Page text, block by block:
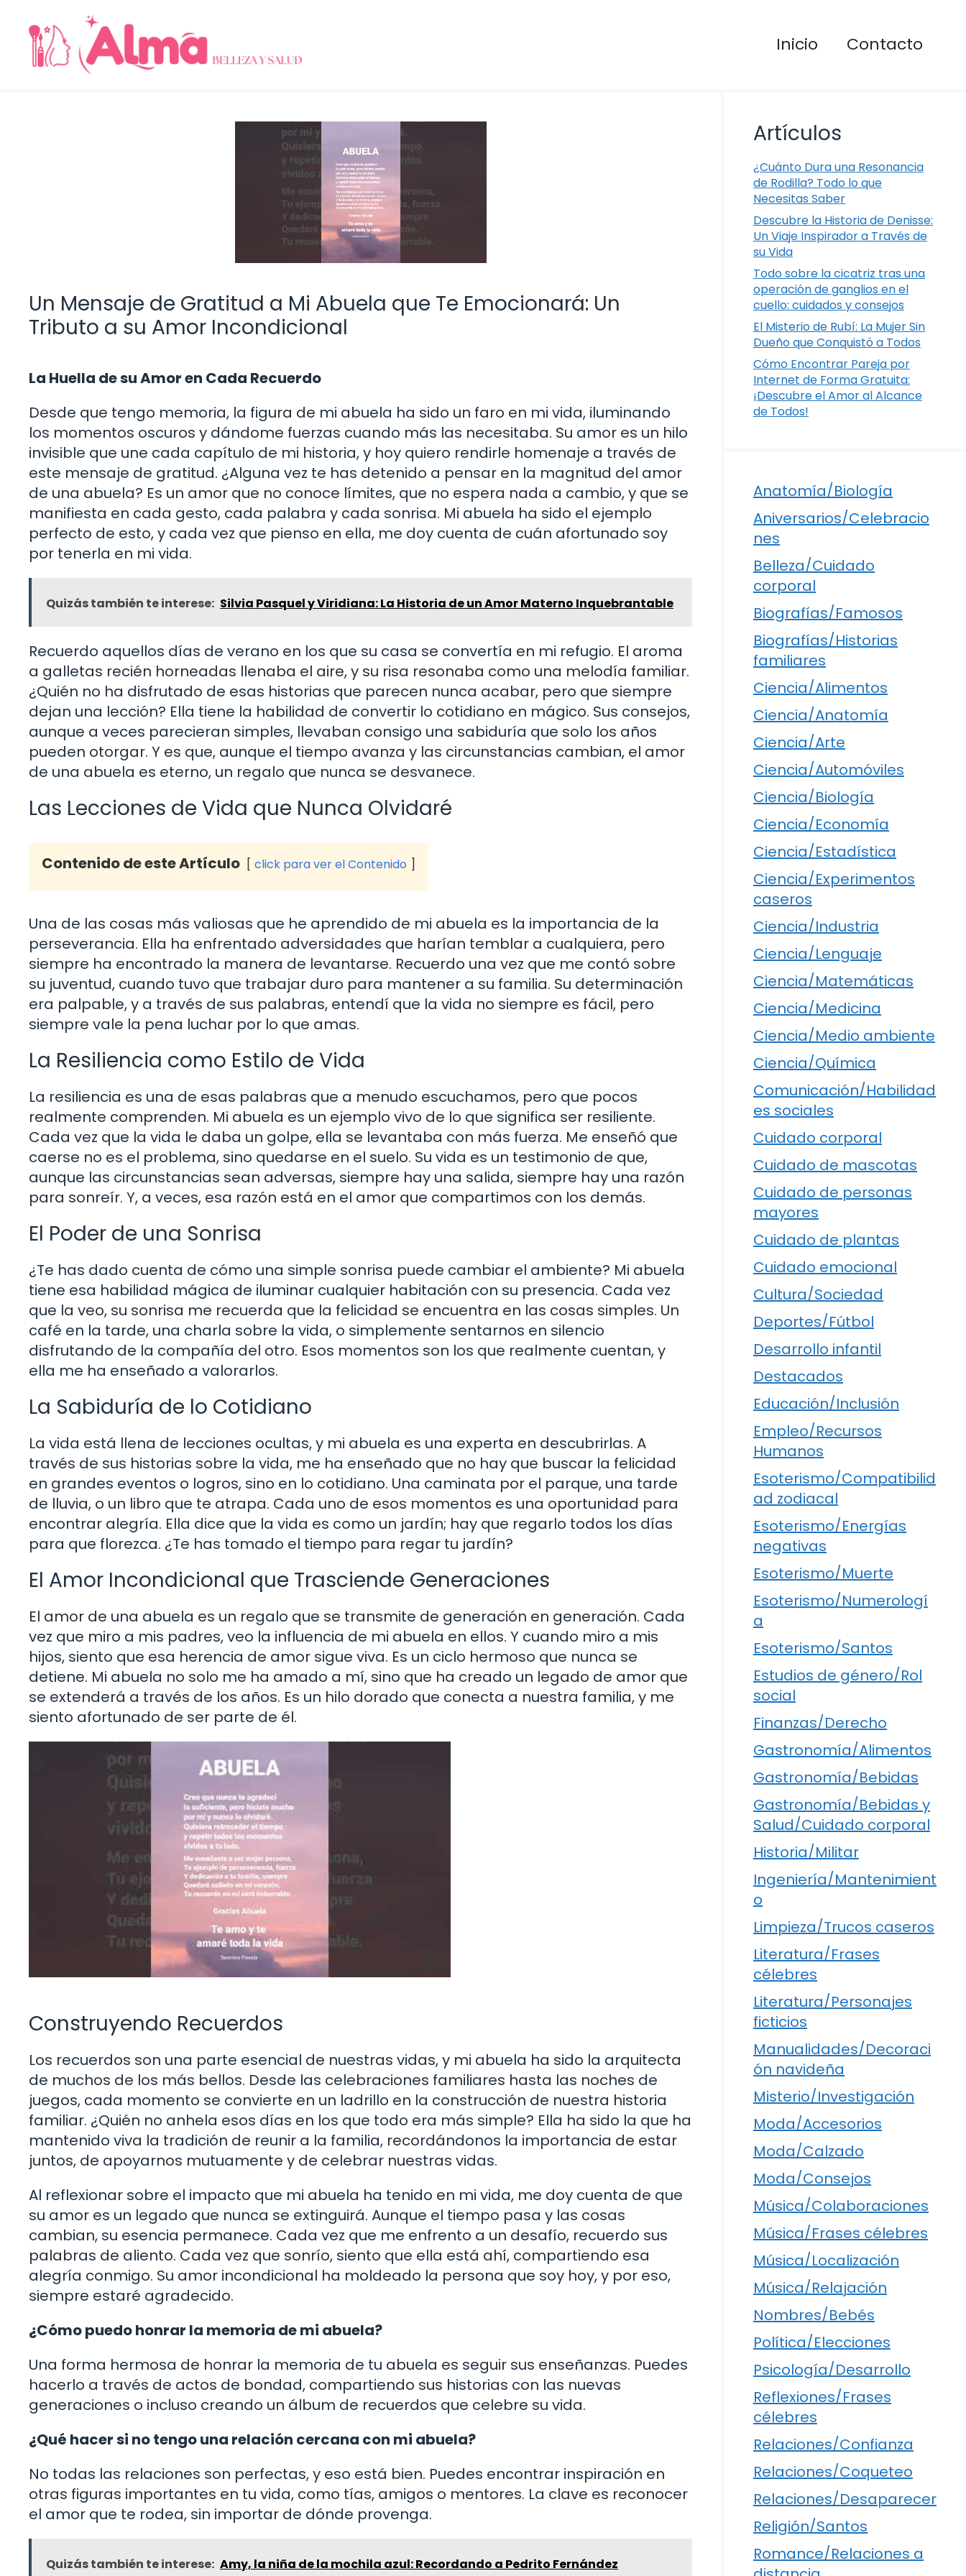
contenido
Inicio Contacto
Un Mensaje de Gratitud a Mi Abuela que Te Emocionará: Un
Tributo a su Amor Incondicional
La Huella de su Amor en Cada Recuerdo
Desde que tengo memoria, la figura de mi abuela ha sido un faro en mi vida, iluminando
los momentos oscuros y dándome fuerzas cuando más las necesitaba. Su amor es un hilo
invisible que une cada capítulo de mi historia, y hoy quiero rendirle homenaje a través de
este mensaje de gratitud. ¿Alguna vez te has detenido a pensar en la magnitud del amor
de una abuela? Es un amor que no conoce límites, que no espera nada a cambio, y que se
manifiesta en cada gesto, cada palabra y cada sonrisa. Mi abuela ha sido el ejemplo
perfecto de esto, y cada vez que pienso en ella, me doy cuenta de cuán afortunado soy
por tenerla en mi vida.
Quizás también te interese: Silvia Pasquel y Viridiana: La Historia de un Amor Materno Inquebrantable
Recuerdo aquellos días de verano en los que su casa se convertía en mi refugio. El aroma
a galletas recién horneadas llenaba el aire, y su risa resonaba como una melodía familiar.
¿Quién no ha disfrutado de esas historias que parecen nunca acabar, pero que siempre
dejan una lección? Ella tiene la habilidad de convertir lo cotidiano en mágico. Sus consejos,
aunque a veces parecieran simples, llevaban consigo una sabiduría que solo los años
pueden otorgar. Y es que, aunque el tiempo avanza y las circunstancias cambian, el amor
de una abuela es eterno, un regalo que nunca se desvanece.
Las Lecciones de Vida que Nunca Olvidaré
Contenido de este Artículo click para ver el Contenido
Una de las cosas más valiosas que he aprendido de mi abuela es la importancia de la
perseverancia. Ella ha enfrentado adversidades que harían temblar a cualquiera, pero
siempre ha encontrado la manera de levantarse. Recuerdo una vez que me contó sobre
su juventud, cuando tuvo que trabajar duro para mantener a su familia. Su determinación
era palpable, y a través de sus palabras, entendí que la vida no siempre es fácil, pero
siempre vale la pena luchar por lo que amas.
La Resiliencia como Estilo de Vida
La resiliencia es una de esas palabras que a menudo escuchamos, pero que pocos
realmente comprenden. Mi abuela es un ejemplo vivo de lo que significa ser resiliente.
Cada vez que la vida le daba un golpe, ella se levantaba con más fuerza. Me enseñó que
caerse no es el problema, sino quedarse en el suelo. Su vida es un testimonio de que,
aunque las circunstancias sean adversas, siempre hay una salida, siempre hay una razón
para sonreír. Y, a veces, esa razón está en el amor que compartimos con los demás.
El Poder de una Sonrisa
¿Te has dado cuenta de cómo una simple sonrisa puede cambiar el ambiente? Mi abuela
tiene esa habilidad mágica de iluminar cualquier habitación con su presencia. Cada vez
que la veo, su sonrisa me recuerda que la felicidad se encuentra en las cosas simples. Un
café en la tarde, una charla sobre la vida, o simplemente sentarnos en silencio
disfrutando de la compañía del otro. Esos momentos son los que realmente cuentan, y
ella me ha enseñado a valorarlos.
La Sabiduría de lo Cotidiano
La vida está llena de lecciones ocultas, y mi abuela es una experta en descubrirlas. A
través de sus historias sobre la vida, me ha enseñado que no hay que buscar la felicidad
en grandes eventos o logros, sino en lo cotidiano. Una caminata por el parque, una tarde
de lluvia, o un libro que te atrapa. Cada uno de esos momentos es una oportunidad para
encontrar alegría. Ella dice que la vida es como un jardín; hay que regarlo todos los días
para que florezca. ¿Te has tomado el tiempo para regar tu jardín?
El Amor Incondicional que Trasciende Generaciones
El amor de una abuela es un regalo que se transmite de generación en generación. Cada
vez que miro a mis padres, veo la influencia de mi abuela en ellos. Y cuando miro a mis
hijos, siento que esa herencia de amor sigue viva. Es un ciclo hermoso que nunca se
detiene. Mi abuela no solo me ha amado a mí, sino que ha creado un legado de amor que
se extenderá a través de los años. Es un hilo dorado que conecta a nuestra familia, y me
siento afortunado de ser parte de él.
Construyendo Recuerdos
Los recuerdos son una parte esencial de nuestras vidas, y mi abuela ha sido la arquitecta
de muchos de los más bellos. Desde las celebraciones familiares hasta las noches de
juegos, cada momento se convierte en un ladrillo en la construcción de nuestra historia
familiar. ¿Quién no anhela esos días en los que todo era más simple? Ella ha sido la que ha
mantenido viva la tradición de reunir a la familia, recordándonos la importancia de estar
juntos, de apoyarnos mutuamente y de celebrar nuestras vidas.
Al reflexionar sobre el impacto que mi abuela ha tenido en mi vida, me doy cuenta de que
su amor es un legado que nunca se extinguirá. Aunque el tiempo pasa y las cosas
cambian, su esencia permanece. Cada vez que me enfrento a un desafío, recuerdo sus
palabras de aliento. Cada vez que sonrío, siento que ella está ahí, compartiendo esa
alegría conmigo. Su amor incondicional ha moldeado la persona que soy hoy, y por eso,
siempre estaré agradecido.
¿Cómo puedo honrar la memoria de mi abuela?
Una forma hermosa de honrar la memoria de tu abuela es seguir sus enseñanzas. Puedes
hacerlo a través de actos de bondad, compartiendo sus historias con las nuevas
generaciones o incluso creando un álbum de recuerdos que celebre su vida.
¿Qué hacer si no tengo una relación cercana con mi abuela?
No todas las relaciones son perfectas, y eso está bien. Puedes encontrar inspiración en
otras figuras importantes en tu vida, como tías, amigos o mentores. La clave es reconocer
el amor que te rodea, sin importar de dónde provenga.
Quizás también te interese: Amy, la niña de la mochila azul: Recordando a Pedrito Fernández
Artículos
¿Cuánto Dura una Resonancia
de Rodilla? Todo lo que
Necesitas Saber
Descubre la Historia de Denisse:
Un Viaje Inspirador a Través de
su Vida
Todo sobre la cicatriz tras una
operación de ganglios en el
cuello: cuidados y consejos
El Misterio de Rubí: La Mujer Sin
Dueño que Conquistó a Todos
Cómo Encontrar Pareja por
Internet de Forma Gratuita:
¡Descubre el Amor al Alcance
de Todos!
Anatomía/Biología
Aniversarios/Celebracio
nes
Belleza/Cuidado
corporal
Biografías/Famosos
Biografías/Historias
familiares
Ciencia/Alimentos
Ciencia/Anatomía
Ciencia/Arte
Ciencia/Automóviles
Ciencia/Biología
Ciencia/Economía
Ciencia/Estadística
Ciencia/Experimentos
caseros
Ciencia/Industria
Ciencia/Lenguaje
Ciencia/Matemáticas
Ciencia/Medicina
Ciencia/Medio ambiente
Ciencia/Química
Comunicación/Habilidad
es sociales
Cuidado corporal
Cuidado de mascotas
Cuidado de personas
mayores
Cuidado de plantas
Cuidado emocional
Cultura/Sociedad
Deportes/Fútbol
Desarrollo infantil
Destacados
Educación/Inclusión
Empleo/Recursos
Humanos
Esoterismo/Compatibilid
ad zodiacal
Esoterismo/Energías
negativas
Esoterismo/Muerte
Esoterismo/Numerologí
a
Esoterismo/Santos
Estudios de género/Rol
social
Finanzas/Derecho
Gastronomía/Alimentos
Gastronomía/Bebidas
Gastronomía/Bebidas y
Salud/Cuidado corporal
Historia/Militar
Ingeniería/Mantenimient
o
Limpieza/Trucos caseros
Literatura/Frases
célebres
Literatura/Personajes
ficticios
Manualidades/Decoraci
ón navideña
Misterio/Investigación
Moda/Accesorios
Moda/Calzado
Moda/Consejos
Música/Colaboraciones
Música/Frases célebres
Música/Localización
Música/Relajación
Nombres/Bebés
Política/Elecciones
Psicología/Desarrollo
Reflexiones/Frases
célebres
Relaciones/Confianza
Relaciones/Coqueteo
Relaciones/Desaparecer
Religión/Santos
Romance/Relaciones a